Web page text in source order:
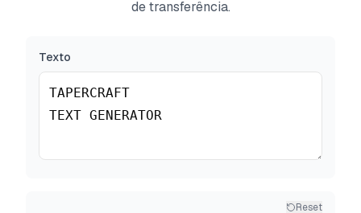
de transferência.
Texto
Reset